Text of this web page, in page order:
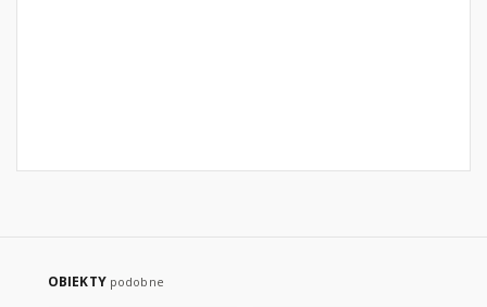
OBIEKTY podobne